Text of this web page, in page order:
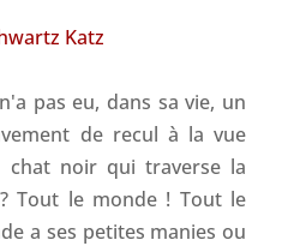
Katz
pas eu, dans sa vie, un
de recul à la vue
chat noir qui traverse la
Tout le monde ! Tout le
a ses petites manies ou